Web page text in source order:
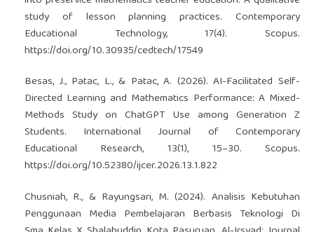
study of lesson planning practices. Contemporary
Educational Technology, 17(4). Scopus.
https://doi.org/10.30935/cedtech/17549
Besas, J., Patac, L., & Patac, A. (2026). AI-Facilitated Self-
Directed Learning and Mathematics Performance: A Mixed-
Methods Study on ChatGPT Use among Generation Z
Students. International Journal of Contemporary
Educational Research, 13(1), 15–30. Scopus.
https://doi.org/10.52380/ijcer.2026.13.1.822
Chusniah, R., & Rayungsari, M. (2024). Analisis Kebutuhan
Penggunaan Media Pembelajaran Berbasis Teknologi Di